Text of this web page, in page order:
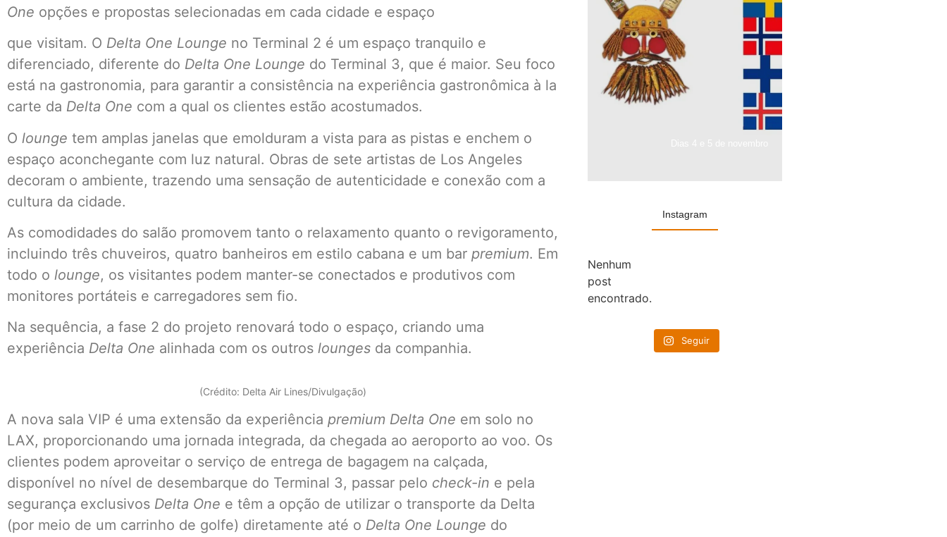
One opções e propostas selecionadas em cada cidade e espaço
que visitam. O Delta One Lounge no Terminal 2 é um espaço tranquilo e
diferenciado, diferente do Delta One Lounge do Terminal 3, que é maior. Seu foco
está na gastronomia, para garantir a consistência na experiência gastronômica à la
carte da Delta One com a qual os clientes estão acostumados.
O lounge tem amplas janelas que emolduram a vista para as pistas e enchem o
espaço aconchegante com luz natural. Obras de sete artistas de Los Angeles
decoram o ambiente, trazendo uma sensação de autenticidade e conexão com a
cultura da cidade.
As comodidades do salão promovem tanto o relaxamento quanto o revigoramento,
incluindo três chuveiros, quatro banheiros em estilo cabana e um bar premium. Em
todo o lounge, os visitantes podem manter-se conectados e produtivos com
monitores portáteis e carregadores sem fio.
Na sequência, a fase 2 do projeto renovará todo o espaço, criando uma
experiência Delta One alinhada com os outros lounges da companhia.
(Crédito: Delta Air Lines/Divulgação)
A nova sala VIP é uma extensão da experiência premium Delta One em solo no
LAX, proporcionando uma jornada integrada, da chegada ao aeroporto ao voo. Os
clientes podem aproveitar o serviço de entrega de bagagem na calçada,
disponível no nível de desembarque do Terminal 3, passar pelo check-in e pela
segurança exclusivos Delta One e têm a opção de utilizar o transporte da Delta
(por meio de um carrinho de golfe) diretamente até o Delta One Lounge do
Instagram
Nenhum
post
encontrado.
Seguir